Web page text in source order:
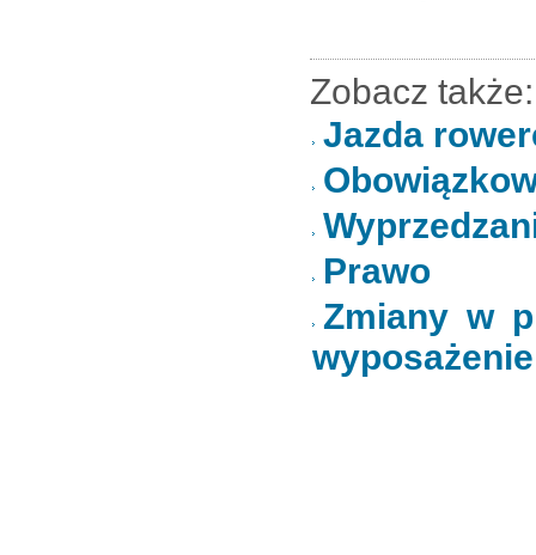
Zobacz także:
Jazda
Prawo
Zmiany w